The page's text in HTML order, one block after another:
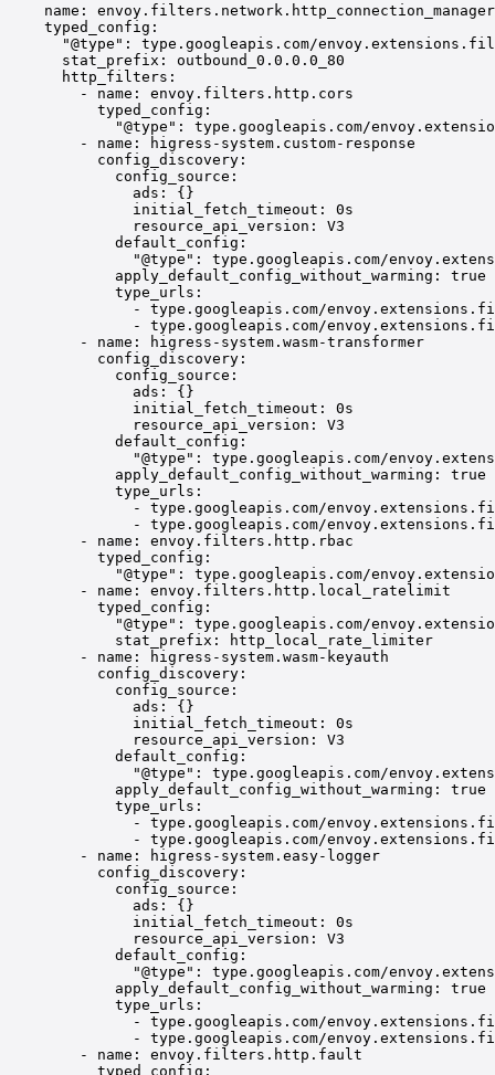
name : envoy.filters.network.http_connection_manager
typed_config :
"@type " : type.googleapis.com/
stat_prefix : outbound_0.0.0.0_80
http_filters :
- name : envoy.filters.http.cors
typed_config :
"@type " : type.googleapis.com/
- name :
higress-system.custom-response
config_discovery :
config_source :
ads : {}
initial_fetch_timeout : 0s
resource_api_version : V3
default_config :
"@type " : type.googleapis.com/
apply_default_config_without_warming : true
type_urls :
- type.googleapis.com/
- type.googleapis.com/
- name :
higress-system.wasm-transformer
config_discovery :
config_source :
ads : {}
initial_fetch_timeout : 0s
resource_api_version : V3
default_config :
"@type " : type.googleapis.com/
apply_default_config_without_warming : true
type_urls :
- type.googleapis.com/
- type.googleapis.com/
- name : envoy.filters.http.rbac
typed_config :
"@type " : type.googleapis.com/
- name : envoy.filters.http.local_ratelimit
typed_config :
"@type " : type.googleapis.com/
stat_prefix :
http_local_rate_limiter
- name :
higress-system.wasm-keyauth
config_discovery :
config_source :
ads : {}
initial_fetch_timeout : 0s
resource_api_version : V3
default_config :
"@type " : type.googleapis.com/
apply_default_config_without_warming : true
type_urls :
- type.googleapis.com/
- type.googleapis.com/
- name :
higress-system.easy-logger
config_discovery :
config_source :
ads : {}
initial_fetch_timeout : 0s
resource_api_version : V3
default_config :
"@type " : type.googleapis.com/
apply_default_config_without_warming : true
type_urls :
- type.googleapis.com/
- type.googleapis.com/
- name : envoy.filters.http.fault
typed_config :